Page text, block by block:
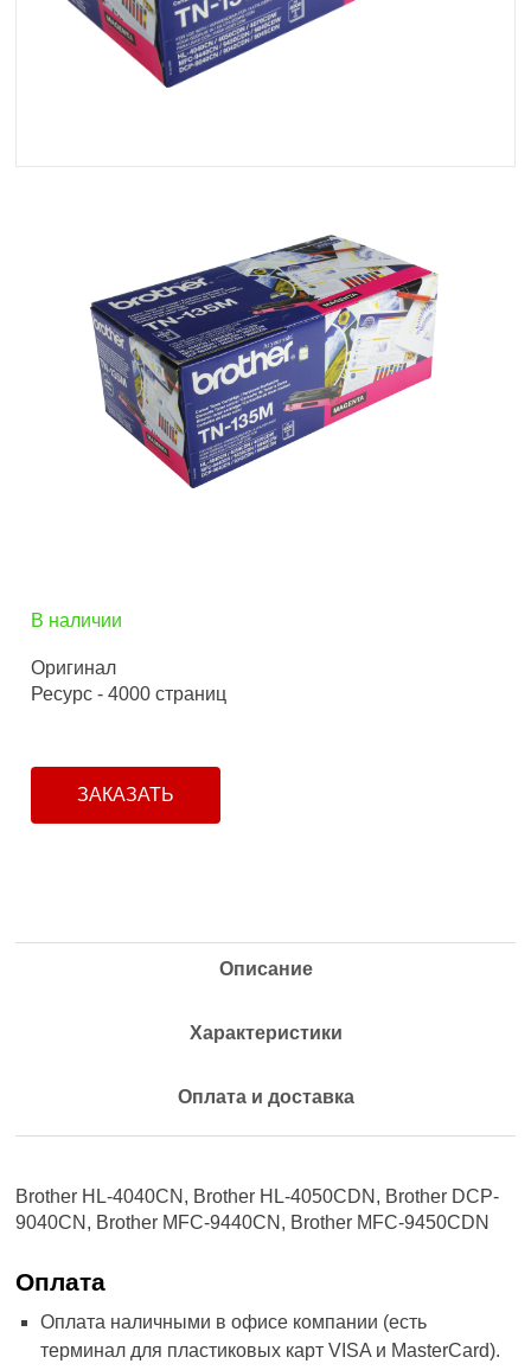
В наличии
Оригинал
Ресурс - 4000 страниц
ЗАКАЗАТЬ
Описание
Характеристики
Оплата и доставка
Brother HL-4040CN, Brother HL-4050CDN, Brother DCP-
9040CN, Brother MFC-9440CN, Brother MFC-9450CDN
Оплата
Оплата наличными в офисе компании (есть
терминал для пластиковых карт VISA и MasterCard).